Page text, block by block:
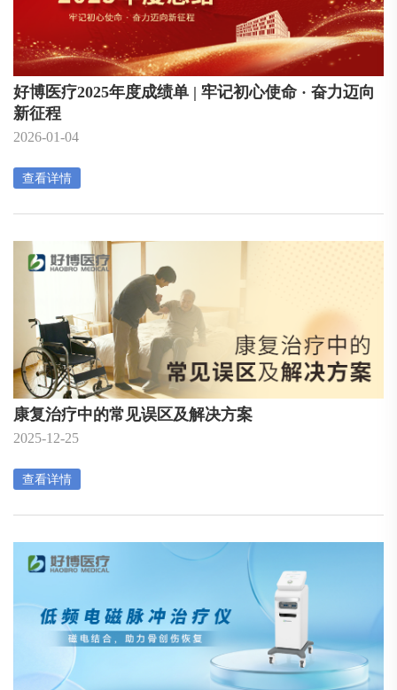
好博医疗2025年度成绩单 | 牢记初心使命 · 奋力迈向
新征程
2026-01-04
查看详情
康复治疗中的常见误区及解决方案
2025-12-25
查看详情